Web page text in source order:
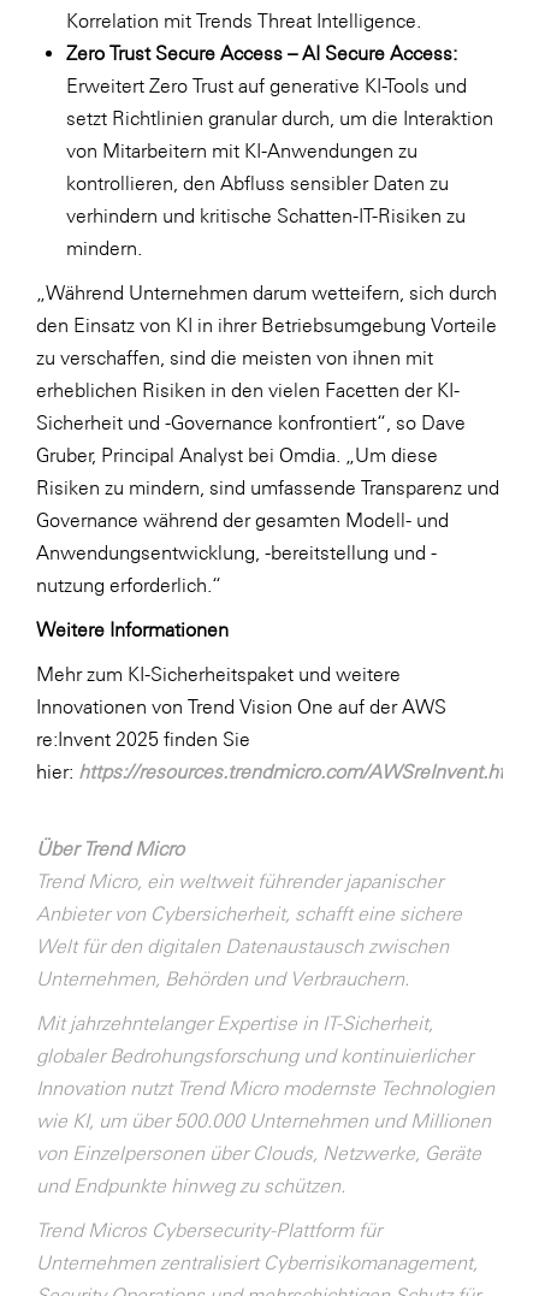
Korrelation mit Trends Threat Intelligence.
Zero Trust Secure Access – AI Secure Access:
Erweitert Zero Trust auf generative KI-Tools und
setzt Richtlinien granular durch, um die Interaktion
von Mitarbeitern mit KI-Anwendungen zu
kontrollieren, den Abfluss sensibler Daten zu
verhindern und kritische Schatten-IT-Risiken zu
mindern.
„Während Unternehmen darum wetteifern, sich durch
den Einsatz von KI in ihrer Betriebsumgebung Vorteile
zu verschaffen, sind die meisten von ihnen mit
erheblichen Risiken in den vielen Facetten der KI-
Sicherheit und -Governance konfrontiert“, so Dave
Gruber, Principal Analyst bei Omdia. „Um diese
Risiken zu mindern, sind umfassende Transparenz und
Governance während der gesamten Modell- und
Anwendungsentwicklung, -bereitstellung und -
nutzung erforderlich.“
Weitere Informationen
Mehr zum KI-Sicherheitspaket und weitere
Innovationen von Trend Vision One auf der AWS
re:Invent 2025 finden Sie
hier: https://resources.trendmicro.com/AWSreInvent.html
Über Trend Micro
Trend Micro, ein weltweit führender japanischer
Anbieter von Cybersicherheit, schafft eine sichere
Welt für den digitalen Datenaustausch zwischen
Unternehmen, Behörden und Verbrauchern.
Mit jahrzehntelanger Expertise in IT-Sicherheit,
globaler Bedrohungsforschung und kontinuierlicher
Innovation nutzt Trend Micro modernste Technologien
wie KI, um über 500.000 Unternehmen und Millionen
von Einzelpersonen über Clouds, Netzwerke, Geräte
und Endpunkte hinweg zu schützen.
Trend Micros Cybersecurity-Plattform für
Unternehmen zentralisiert Cyberrisikomanagement,